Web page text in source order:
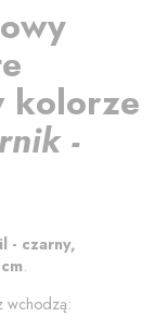
kolorze
-
- czarny,
cm.
wchodzą: